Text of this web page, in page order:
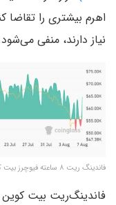
اهرم بیشتری را تقاضا
نیاز دارند، منفی
فاندینگ ریت ۸ ساعته فیوچرز بیت کوین – منبع: کوین گلس